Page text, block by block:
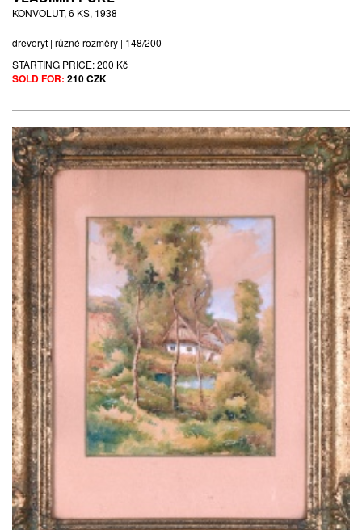
KONVOLUT, 6 KS, 1938
dřevoryt | různé rozměry | 148/200
STARTING PRICE:200 Kč
SOLD FOR: 210 CZK